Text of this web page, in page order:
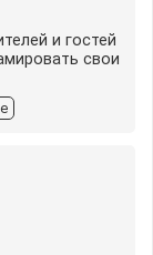
и гостей
свои